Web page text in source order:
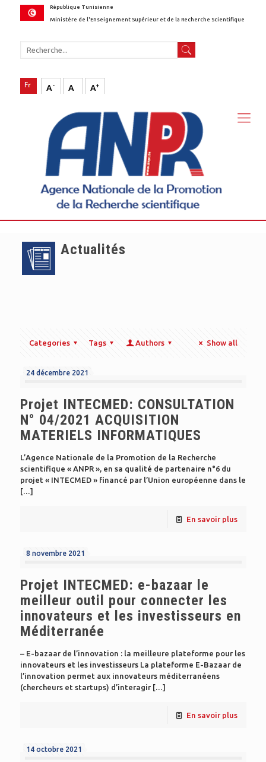
République Tunisienne
Ministère de l'Enseignement Supérieur et de la Recherche Scientifique
A- A A+
Actualités
Categories Tags Authors Show all
24 décembre 2021
Projet INTECMED: CONSULTATION
N° 04/2021 ACQUISITION
MATERIELS INFORMATIQUES
L’Agence Nationale de la Promotion de la Recherche
scientifique « ANPR », en sa qualité de partenaire n°6 du
projet « INTECMED » financé par l’Union européenne dans le
[…]
En savoir plus
8 novembre 2021
Projet INTECMED: e-bazaar le
meilleur outil pour connecter les
innovateurs et les investisseurs en
Méditerranée
– E-bazaar de l’innovation : la meilleure plateforme pour les
innovateurs et les investisseurs La plateforme E-Bazaar de
l’innovation permet aux innovateurs méditerranéens
(chercheurs et startups) d’interagir[…]
En savoir plus
14 octobre 2021